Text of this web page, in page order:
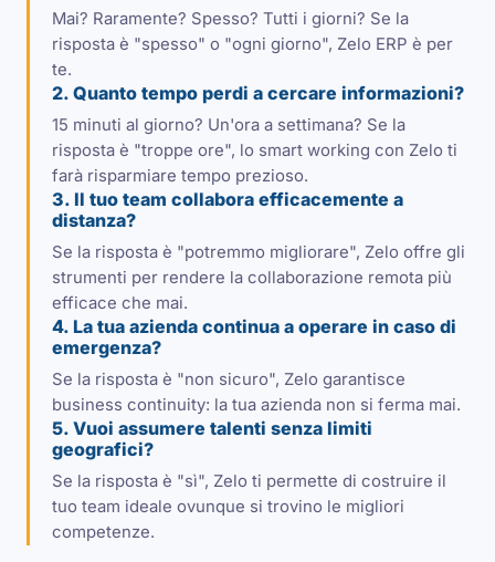
Mai? Raramente? Spesso? Tutti i giorni? Se la
risposta è "spesso" o "ogni giorno", Zelo ERP è per
te.
2. Quanto tempo perdi a cercare informazioni?
15 minuti al giorno? Un'ora a settimana? Se la
risposta è "troppe ore", lo smart working con Zelo ti
farà risparmiare tempo prezioso.
3. Il tuo team collabora efficacemente a
distanza?
Se la risposta è "potremmo migliorare", Zelo offre gli
strumenti per rendere la collaborazione remota più
efficace che mai.
4. La tua azienda continua a operare in caso di
emergenza?
Se la risposta è "non sicuro", Zelo garantisce
business continuity: la tua azienda non si ferma mai.
5. Vuoi assumere talenti senza limiti
geografici?
Se la risposta è "sì", Zelo ti permette di costruire il
tuo team ideale ovunque si trovino le migliori
competenze.